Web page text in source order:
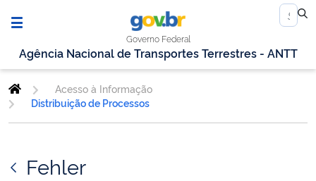
Governo Federal
Agência Nacional de Transportes Terrestres - ANTT
Acesso à Informação
Distribuição de Processos
Fehler